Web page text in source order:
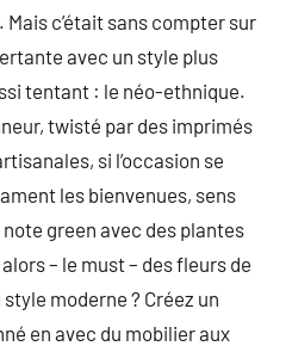
c’était sans compter sur
avec un style plus
tentant : le néo-ethnique.
twisté par des imprimés
si l’occasion se
les bienvenues, sens
green avec des plantes
– le must – des fleurs de
moderne ? Créez un
en avec du mobilier aux